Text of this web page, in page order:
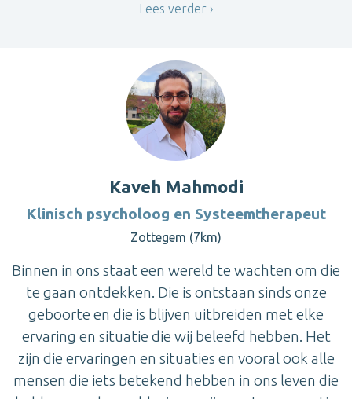
Lees verder
Kaveh Mahmodi
Klinisch psycholoog en Systeemtherapeut
Zottegem (7km)
Binnen in ons staat een wereld te wachten om die
te gaan ontdekken. Die is ontstaan sinds onze
geboorte en die is blijven uitbreiden met elke
ervaring en situatie die wij beleefd hebben. Het
zijn die ervaringen en situaties en vooral ook alle
mensen die iets betekend hebben in ons leven die